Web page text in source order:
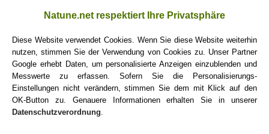
Welches Wort wäre dir denn als erstes dazu eingefallen? 😅
(28.07.2023 07:34)
Can
pn… nicht dass noch wer vom hocker fällt.🤪
Natune.net respektiert Ihre Privatsphäre
Diese Website verwendet Cookies. Wenn Sie diese Website weiterhin
nutzen, stimmen Sie der Verwendung von Cookies zu. Unser Partner
Google erhebt Daten, um personalisierte Anzeigen einzublenden und
Messwerte zu erfassen. Sofern Sie die Personalisierungs-
Einstellungen nicht verändern, stimmen Sie dem mit Klick auf den
OK-Button zu. Genauere Informationen erhalten Sie in unserer
Datenschutzverordnung.